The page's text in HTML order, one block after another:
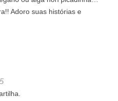
Adoro suas histórias e